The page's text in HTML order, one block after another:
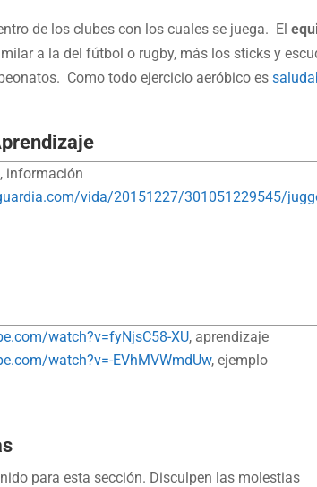
de los clubes con los cuales se juega. El
a la del fútbol o rugby, más los sticks y
Como todo ejercicio aeróbico es
, información
vida/20151227/301051229545/
watch?v=fyNjsC58-XU, aprendizaje
watch?v=-EVhMVWmdUw, ejemplo
para esta sección. Disculpen las molestias